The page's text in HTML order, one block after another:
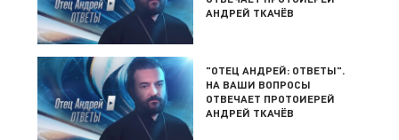
АНДРЕЙ ТКАЧЁВ
"ОТЕЦ АНДРЕЙ: ОТВЕТЫ".
НА ВАШИ ВОПРОСЫ
ОТВЕЧАЕТ ПРОТОИЕРЕЙ
АНДРЕЙ ТКАЧЁВ